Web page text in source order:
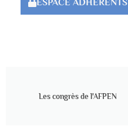
ESPACE ADHÉRENTS
Les congrès de l'AFPEN